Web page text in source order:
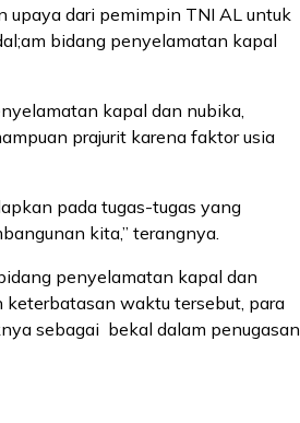
upaya dari pemimpin TNI AL untuk
bidang penyelamatan kapal
kapal dan nubika,
prajurit karena faktor usia
pada tugas-tugas yang
kita,” terangnya.
penyelamatan kapal dan
keterbatasan waktu tersebut, para
sebagai bekal dalam penugasan